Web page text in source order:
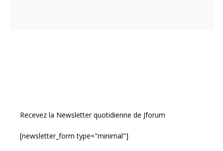
Recevez la Newsletter quotidienne de Jforum
[newsletter_form type="minimal"]